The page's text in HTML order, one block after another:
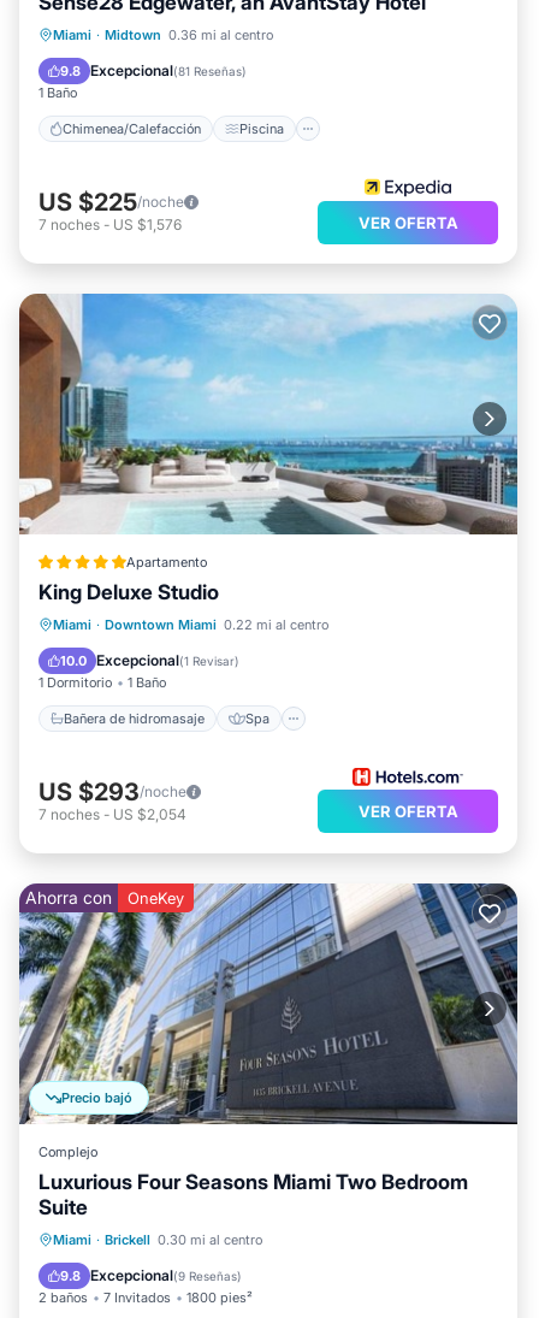
Miami · Midtown 0.36 mi al centro
9.8 Excepcional(81 Reseñas)
1 Baño
Chimenea/Calefacción Piscina
Chimenea/Calefacción
Cocina
Aparcamiento
US $225/noche
7 noches - US $1,576 VER OFERTA
Apartamento
King Deluxe Studio
Miami · Downtown Miami 0.22 mi al centro
10.0 Excepcional(1 Revisar)
1 Dormitorio 1 Baño
Bañera de hidromasaje Spa
Bañera de hidromasaje
Spa
Chimenea/Calefacción
US $293/noche
7 noches - US $2,054 VER OFERTA
Precio bajó
Ahorra con OneKey
Complejo
Luxurious Four Seasons Miami Two Bedroom
Suite
Miami · Brickell 0.30 mi al centro
9.8 Excepcional(9 Reseñas)
2 baños 7 Invitados 1800 pies²
Piscina privada
Piscina
Vista al mar